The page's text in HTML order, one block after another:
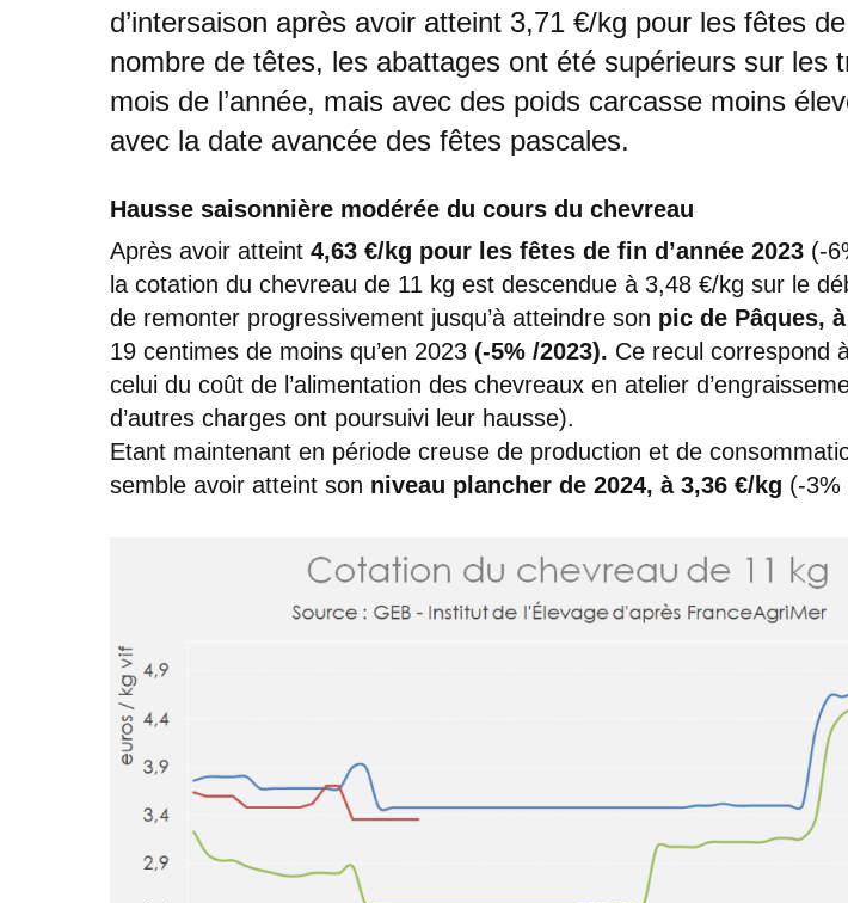
d’intersaison après avoir atteint 3,71 €/kg pour les fêtes
nombre de têtes, les abattages ont été supérieurs sur les
mois de l’année, mais avec des poids carcasse moins
avec la date avancée des fêtes pascales.
Hausse saisonnière modérée du cours du chevreau
Après avoir atteint 4,63 €/kg pour les fêtes de fin d’année 2023 (-
la cotation du chevreau de 11 kg est descendue à 3,48 €/kg sur le
de remonter progressivement jusqu’à atteindre son pic de Pâques,
19 centimes de moins qu’en 2023 (-5% /2023). Ce recul correspond
celui du coût de l’alimentation des chevreaux en atelier
d’autres charges ont poursuivi leur hausse).
Etant maintenant en période creuse de production et de
semble avoir atteint son niveau plancher de 2024, à 3,36 €/kg (-3%